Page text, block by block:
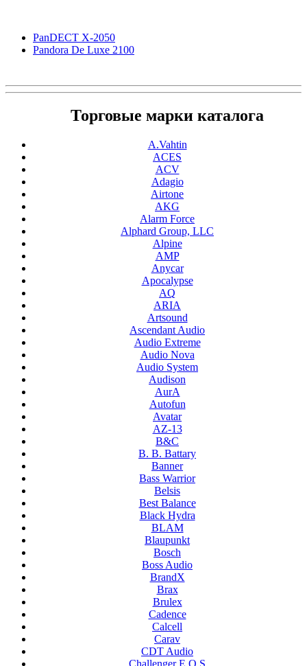
PanDECT X-2050
Pandora De Luxe 2100
Торговые марки каталога
A.Vahtin
ACES
ACV
Adagio
Airtone
AKG
Alarm Force
Alphard Group, LLC
Alpine
AMP
Anycar
Apocalypse
AQ
ARIA
Artsound
Ascendant Audio
Audio Extreme
Audio Nova
Audio System
Audison
AurA
Autofun
Avatar
AZ-13
B&C
B. B. Battary
Banner
Bass Warrior
Belsis
Best Balance
Black Hydra
BLAM
Blaupunkt
Bosch
Boss Audio
BrandX
Brax
Brulex
Cadence
Calcell
Carav
CDT Audio